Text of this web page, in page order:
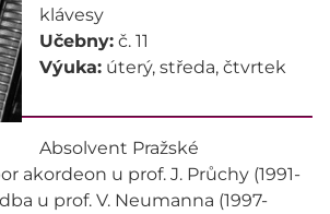
klávesy
Učebny: č. 11
Výuka: úterý, středa, čtvrtek
Absolvent Pražské
akordeon u prof. J. Průchy (1991-
u prof. V. Neumanna (1997-